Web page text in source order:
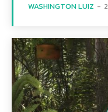
WASHINGTON LUIZ -